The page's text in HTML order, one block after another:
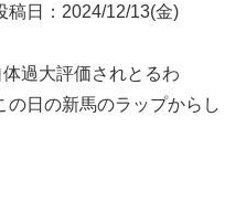
稿日：2024/12/13(金)
過大評価されとるわ
の日の新馬のラップからし